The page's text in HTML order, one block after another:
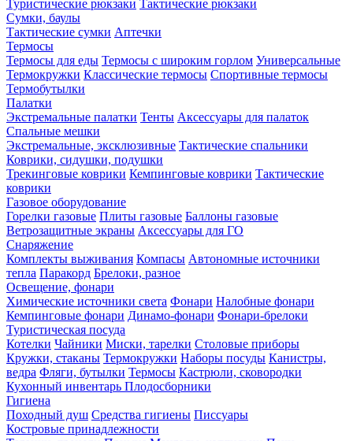
Туристические рюкзаки Тактические рюкзаки
Сумки, баулы
Тактические сумки Аптечки
Термосы
Термосы для еды Термосы с широким горлом Универсальные
Термокружки Классические термосы Спортивные термосы
Термобутылки
Палатки
Экстремальные палатки Тенты Аксессуары для палаток
Спальные мешки
Экстремальные, эксклюзивные Тактические спальники
Коврики, сидушки, подушки
Трекинговые коврики Кемпинговые коврики Тактические
коврики
Газовое оборудование
Горелки газовые Плиты газовые Баллоны газовые
Ветрозащитные экраны Аксессуары для ГО
Снаряжение
Комплекты выживания Компасы Автономные источники
тепла Паракорд Брелоки, разное
Освещение, фонари
Химические источники света Фонари Налобные фонари
Кемпинговые фонари Динамо-фонари Фонари-брелоки
Туристическая посуда
Котелки Чайники Миски, тарелки Столовые приборы
Кружки, стаканы Термокружки Наборы посуды Канистры,
ведра Фляги, бутылки Термосы Кастрюли, сковородки
Кухонный инвентарь Плодосборники
Гигиена
Походный душ Средства гигиены Писсуары
Костровые принадлежности